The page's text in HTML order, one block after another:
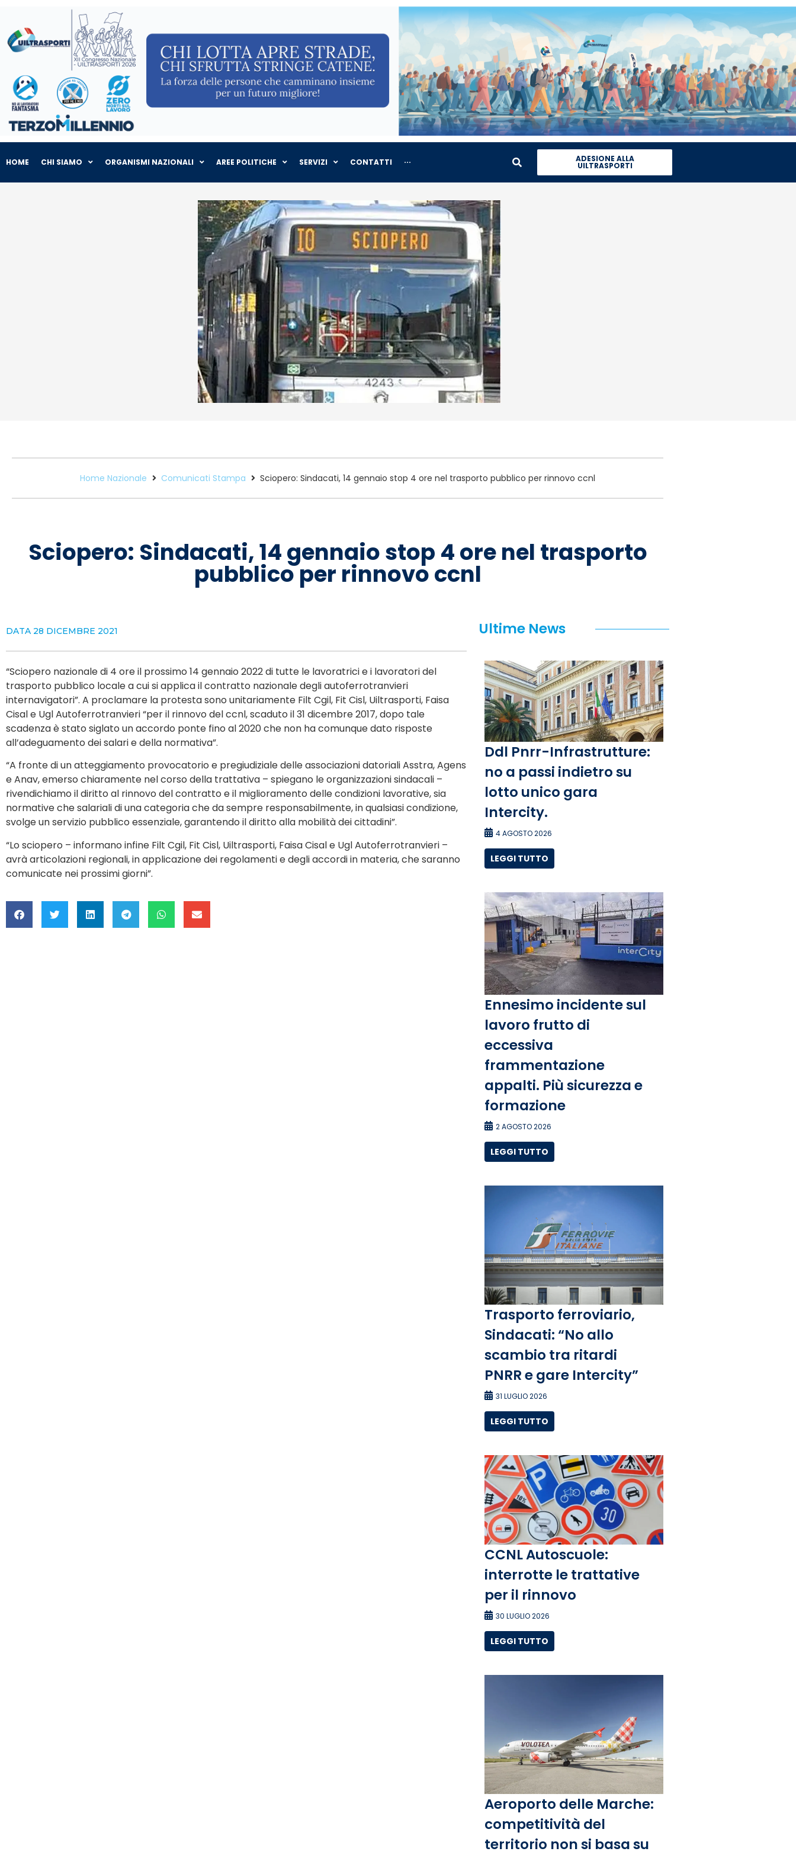
HOME CHI SIAMO ORGANISMI NAZIONALI AREE POLITICHE SERVIZI CONTATTI ··· ADESIONE ALLA
UILTRASPORTI
Home Nazionale Comunicati Stampa Sciopero: Sindacati, 14 gennaio stop 4 ore nel trasporto pubblico per rinnovo ccnl
Sciopero: Sindacati, 14 gennaio stop 4 ore nel trasporto
pubblico per rinnovo ccnl
DATA 28 DICEMBRE 2021
“Sciopero nazionale di 4 ore il prossimo 14 gennaio 2022 di tutte le lavoratrici e i lavoratori del
trasporto pubblico locale a cui si applica il contratto nazionale degli autoferrotranvieri
internavigatori”. A proclamare la protesta sono unitariamente Filt Cgil, Fit Cisl, Uiltrasporti, Faisa
Cisal e Ugl Autoferrotranvieri “per il rinnovo del ccnl, scaduto il 31 dicembre 2017, dopo tale
scadenza è stato siglato un accordo ponte fino al 2020 che non ha comunque dato risposte
all’adeguamento dei salari e della normativa”.
“A fronte di un atteggiamento provocatorio e pregiudiziale delle associazioni datoriali Asstra, Agens
e Anav, emerso chiaramente nel corso della trattativa – spiegano le organizzazioni sindacali –
rivendichiamo il diritto al rinnovo del contratto e il miglioramento delle condizioni lavorative, sia
normative che salariali di una categoria che da sempre responsabilmente, in qualsiasi condizione,
svolge un servizio pubblico essenziale, garantendo il diritto alla mobilità dei cittadini”.
“Lo sciopero – informano infine Filt Cgil, Fit Cisl, Uiltrasporti, Faisa Cisal e Ugl Autoferrotranvieri –
avrà articolazioni regionali, in applicazione dei regolamenti e degli accordi in materia, che saranno
comunicate nei prossimi giorni”.
Ultime News
Ddl Pnrr-Infrastrutture:
no a passi indietro su
lotto unico gara
Intercity.
4 AGOSTO 2026
LEGGI TUTTO
Ennesimo incidente sul
lavoro frutto di
eccessiva
frammentazione
appalti. Più sicurezza e
formazione
2 AGOSTO 2026
LEGGI TUTTO
Trasporto ferroviario,
Sindacati: “No allo
scambio tra ritardi
PNRR e gare Intercity”
31 LUGLIO 2026
LEGGI TUTTO
CCNL Autoscuole:
interrotte le trattative
per il rinnovo
30 LUGLIO 2026
LEGGI TUTTO
Aeroporto delle Marche:
competitività del
territorio non si basa su